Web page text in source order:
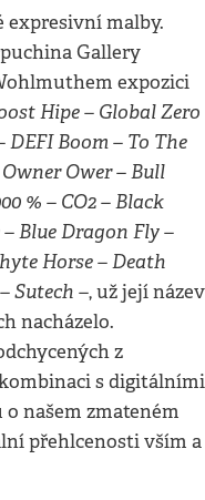
expresivní malby.
Gallery
expozici
Hipe – Global Zero
Boom – To The
Ower – Bull
% – CO2 – Black
Blue Dragon Fly –
Horse – Death
Sutech –, už její název
nacházelo.
z
s digitálními
našem zmateném
přehlcenosti vším a